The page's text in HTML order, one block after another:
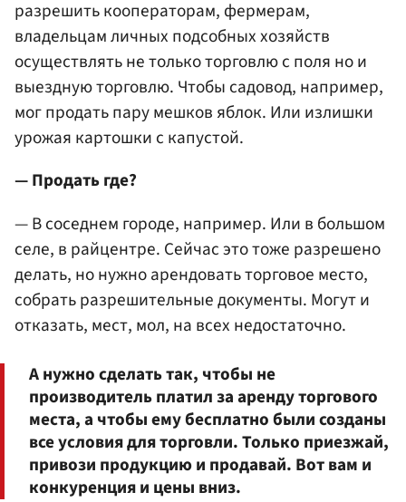
разрешить кооператорам, фермерам,
владельцам личных подсобных хозяйств
осуществлять не только торговлю с поля но и
выездную торговлю. Чтобы садовод, например,
мог продать пару мешков яблок. Или излишки
урожая картошки с капустой.
— Продать где?
— В соседнем городе, например. Или в большом
селе, в райцентре. Сейчас это тоже разрешено
делать, но нужно арендовать торговое место,
собрать разрешительные документы. Могут и
отказать, мест, мол, на всех недостаточно.
А нужно сделать так, чтобы не
производитель платил за аренду торгового
места, а чтобы ему бесплатно были созданы
все условия для торговли. Только приезжай,
привози продукцию и продавай. Вот вам и
конкуренция и цены вниз.